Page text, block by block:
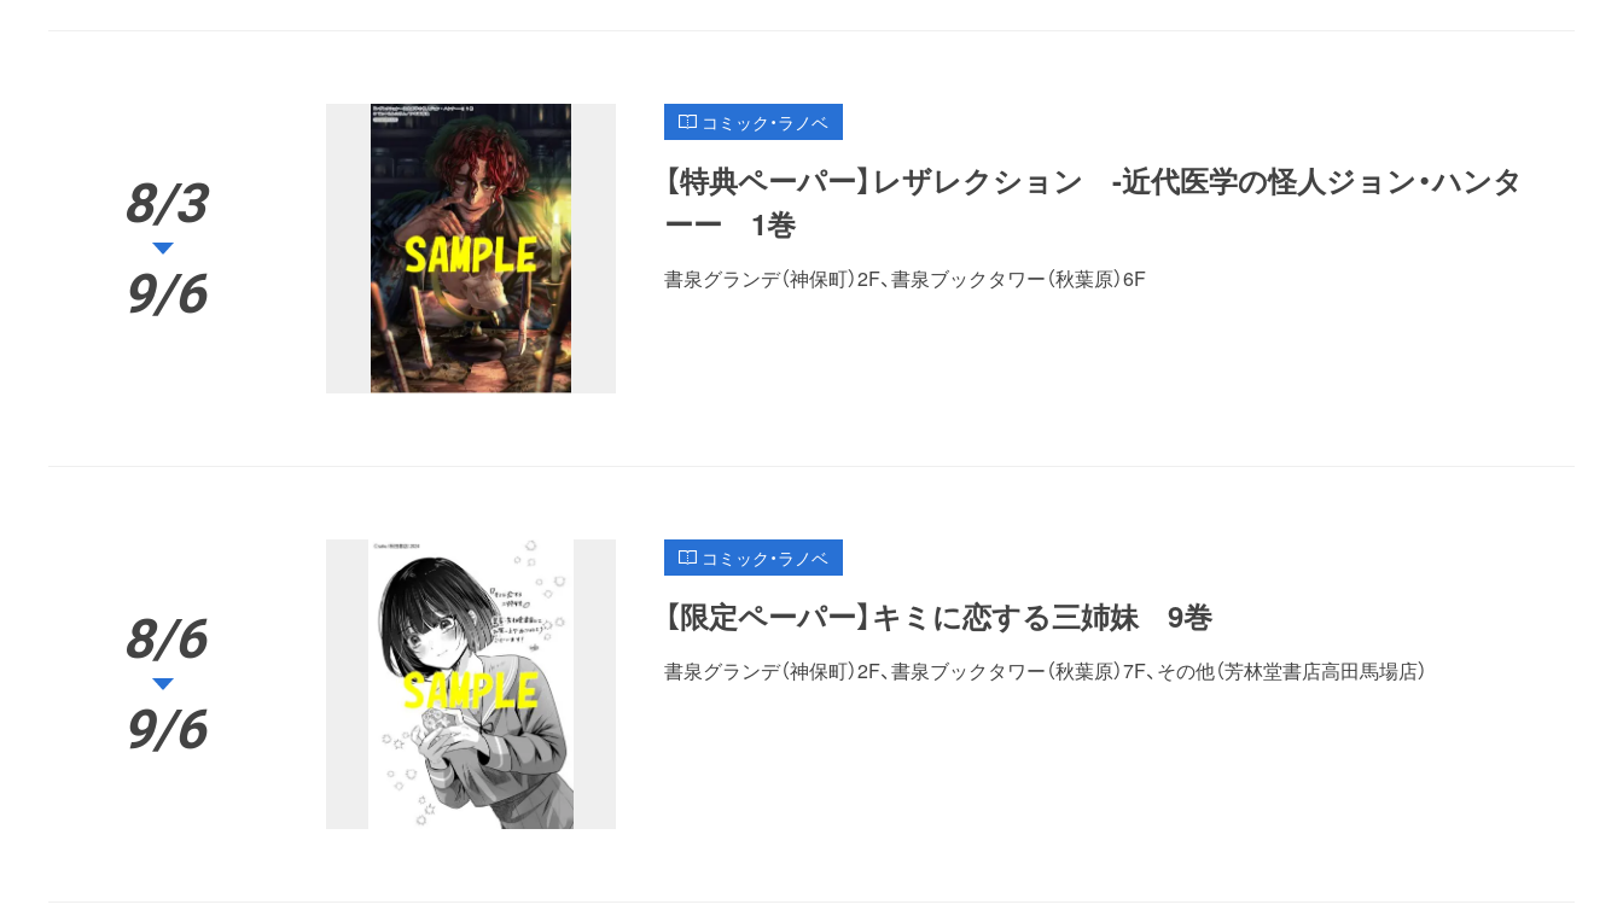
8/3
9/6
コミック・ラノベ
【特典ペーパー】レザレクション -近代医学の怪人ジョン・ハンタ
ーー 1巻
書泉グランデ（神保町）2F、書泉ブックタワー（秋葉原）6F
8/6
9/6
コミック・ラノベ
【限定ペーパー】キミに恋する三姉妹 9巻
書泉グランデ（神保町）2F、書泉ブックタワー（秋葉原）7F、その他（芳林堂書店高田馬場店）